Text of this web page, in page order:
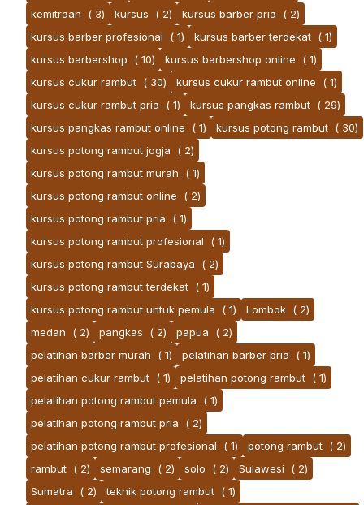
kemitraan
( 3) kursus ( 2) kursus barber pria
( 2)
kursus barber profesional
( 1) kursus barber terdekat ( 1)
kursus barbershop
( 10) kursus barbershop online
( 1)
kursus cukur rambut ( 30) kursus cukur rambut online
( 1)
kursus cukur rambut pria
( 1) kursus pangkas rambut ( 29)
kursus pangkas rambut online
( 1) kursus potong rambut ( 30)
kursus potong rambut jogja
( 2)
kursus potong rambut murah
( 1)
kursus potong rambut online
( 2)
kursus potong rambut pria
( 1)
kursus potong rambut profesional
( 1)
kursus potong rambut Surabaya
( 2)
kursus potong rambut terdekat ( 1)
kursus potong rambut untuk pemula
( 1) Lombok ( 2)
medan
( 2) pangkas ( 2) papua
( 2)
pelatihan barber murah
( 1) pelatihan barber pria
( 1)
pelatihan cukur rambut ( 1) pelatihan potong rambut ( 1)
pelatihan potong rambut pemula
( 1)
pelatihan potong rambut pria
( 2)
pelatihan potong rambut profesional
( 1) potong rambut ( 2)
rambut ( 2) semarang ( 2) solo ( 2) Sulawesi
( 2)
Sumatra
( 2) teknik potong rambut ( 1)